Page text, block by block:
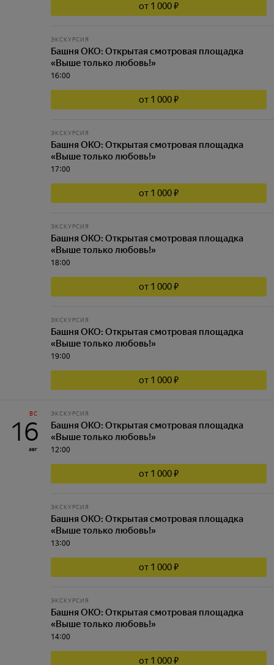
от 1 000 ₽
ЭКСКУРСИЯ
Башня ОКО: Открытая смотровая площадка
«Выше только любовь!»
16:00
от 1 000 ₽
ЭКСКУРСИЯ
Башня ОКО: Открытая смотровая площадка
«Выше только любовь!»
17:00
от 1 000 ₽
ЭКСКУРСИЯ
Башня ОКО: Открытая смотровая площадка
«Выше только любовь!»
18:00
от 1 000 ₽
ЭКСКУРСИЯ
Башня ОКО: Открытая смотровая площадка
«Выше только любовь!»
19:00
от 1 000 ₽
ВС
16
авг
ЭКСКУРСИЯ
Башня ОКО: Открытая смотровая площадка
«Выше только любовь!»
12:00
от 1 000 ₽
ЭКСКУРСИЯ
Башня ОКО: Открытая смотровая площадка
«Выше только любовь!»
13:00
от 1 000 ₽
ЭКСКУРСИЯ
Башня ОКО: Открытая смотровая площадка
«Выше только любовь!»
14:00
от 1 000 ₽